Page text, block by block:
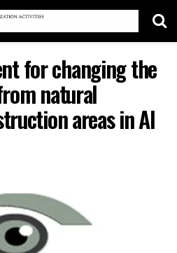
for changing the
natural
areas in Al